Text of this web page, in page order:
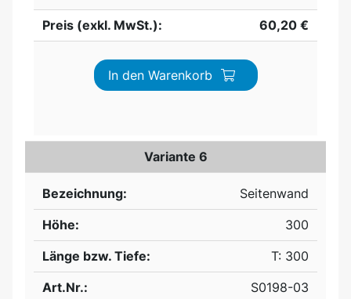
Preis (exkl. MwSt.):
60,20 €
In den Warenkorb
Variante 6
Bezeichnung:
Seitenwand
Höhe:
300
Länge bzw. Tiefe:
T: 300
Art.Nr.:
S0198-03